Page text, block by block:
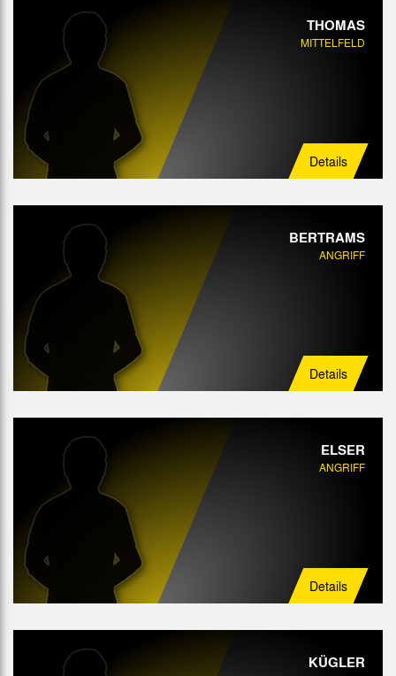
THOMAS
MITTELFELD
Details
BERTRAMS
ANGRIFF
Details
ELSER
ANGRIFF
Details
KÜGLER